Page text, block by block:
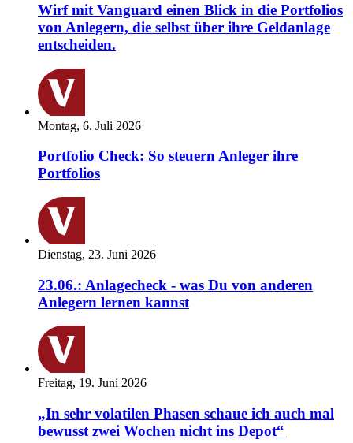
Wirf mit Vanguard einen Blick in die Portfolios
von Anlegern, die selbst über ihre Geldanlage
entscheiden.
Montag, 6. Juli 2026
Portfolio Check: So steuern Anleger ihre
Portfolios
Dienstag, 23. Juni 2026
23.06.: Anlagecheck - was Du von anderen
Anlegern lernen kannst
Freitag, 19. Juni 2026
„In sehr volatilen Phasen schaue ich auch mal
bewusst zwei Wochen nicht ins Depot“